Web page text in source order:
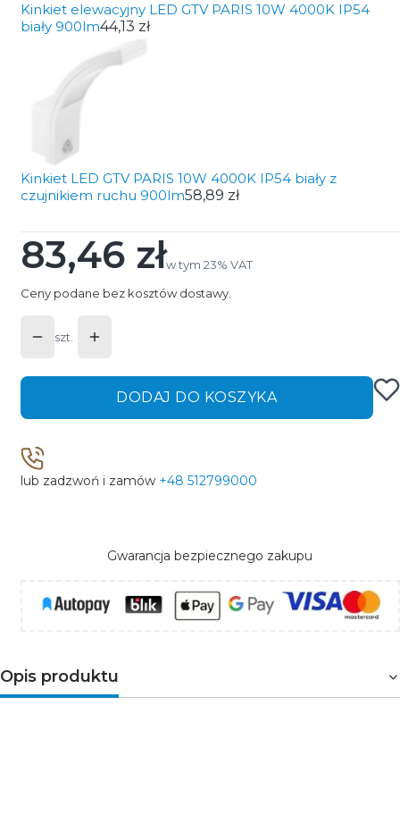
Kinkiet elewacyjny LED GTV PARIS 10W 4000K IP54
biały 900lm44,13 zł
Kinkiet LED GTV PARIS 10W 4000K IP54 biały z
czujnikiem ruchu 900lm58,89 zł
Cena
83,46 złw tym 23% VAT
w tym 23% VAT
Ceny podane bez kosztów dostawy.
szt.
DODAJ DO KOSZYKA
lub zadzwoń i zamów +48 512799000
Gwarancja bezpiecznego zakupu
Opis produktu